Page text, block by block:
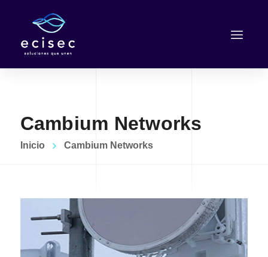
Cambium Networks
Inicio Cambium Networks